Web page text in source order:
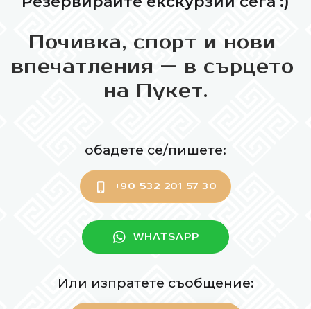
Почивка, спорт и нови
впечатления — в сърцето
на Пукет.
обадете се/пишете:
+90 532 201 57 30
WHATSAPP
Или изпратете съобщение: